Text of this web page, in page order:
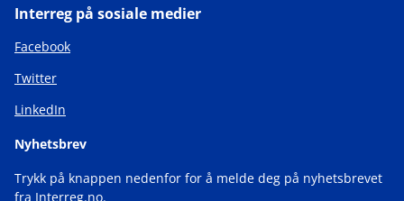
Interreg på sosiale medier
Facebook
Twitter
LinkedIn
Nyhetsbrev
Trykk på knappen nedenfor for å melde deg på nyhetsbrevet
fra Interreg.no.